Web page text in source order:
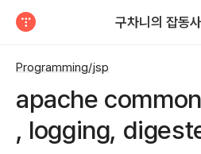
구차니의 잡동
Programming/jsp
apache
, logging,